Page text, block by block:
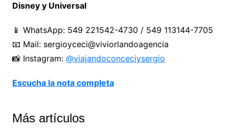
Disney y Universal
📱 WhatsApp: 549 221542-4730 / 549 113144-7705
📧 Mail: sergioyceci@viviorlandoagencia
📸 Instagram: @viajandoconceciysergio
Escucha la nota completa
Más artículos